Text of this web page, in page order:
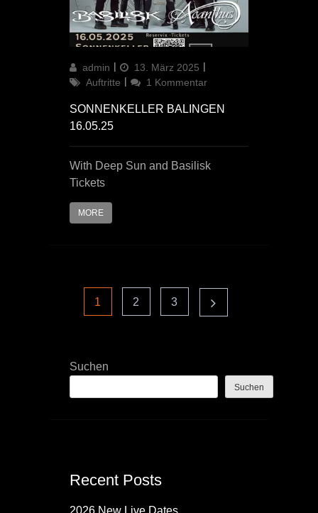
Author
admin
Updated
on
13. März 2025
Auftritte
1 Kommentarzu
Balingen
SONNENKELLER BALINGEN
16.05.25
With Deep Sun and Basilisk
Tickets
MORE
der
Page
1 Page
2 Page
3
Suchen
Suchen
Recent Posts
2026 New Live Dates